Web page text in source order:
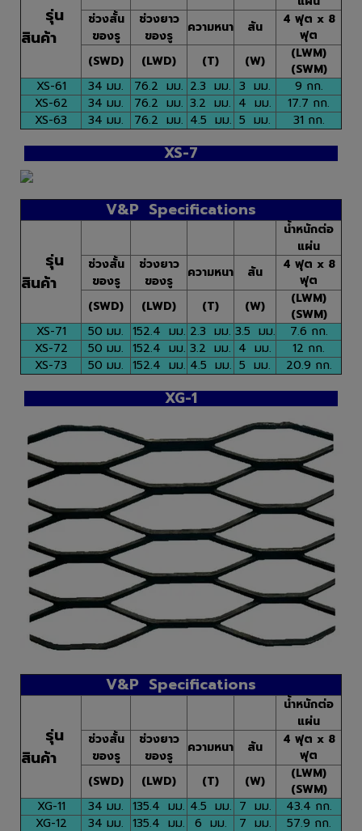
รุ่น
สินค้า
ช่วงสั้น
ของรู
ช่วงยาว
ของรู
ความหนา สัน
4 ฟุต x 8
ฟุต
(SWD)
(LWD) (T) (W)
(LWM)
(SWM)
XS-61
34 มม. 76.2 มม. 2.3 มม. 3 มม.
9 กก.
XS-62
34 มม. 76.2 มม. 3.2 มม. 4 มม.
17.7 กก.
XS-63
34 มม. 76.2 มม. 4.5 มม. 5 มม. 31 กก.
XS-7
V&P Specifications
รุ่น
สินค้า
น้ำหนักต่อ
แผ่น
ช่วงสั้น
ของรู
ช่วงยาว
ของรู
ความหนา สัน
4 ฟุต x 8
ฟุต
(SWD)
(LWD) (T) (W)
(LWM)
(SWM)
XS-71
50 มม. 152.4 มม. 2.3 มม. 3.5 มม.
7.6 กก.
XS-72
50 มม. 152.4 มม. 3.2 มม. 4 มม.
12 กก.
XS-73
50 มม. 152.4 มม. 4.5 มม. 5 มม. 20.9 กก.
XG-1
V&P Specifications
รุ่น
สินค้า
น้ำหนักต่อ
แผ่น
ช่วงสั้น
ของรู
ช่วงยาว
ของรู
ความหนา สัน
4 ฟุต x 8
ฟุต
(SWD)
(LWD) (T) (W)
(LWM)
(SWM)
XG-11
34 มม. 135.4 มม. 4.5 มม. 7 มม.
43.4 กก.
XG-12
34 มม. 135.4 มม. 6 มม. 7 มม.
57.9 กก.